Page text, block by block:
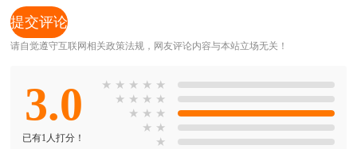
请自觉遵守互联网相关政策法规，网友评论内容与本站立场无关！
3.0
已有1人打分！
★ ★ ★ ★ ★
★ ★ ★ ★
★ ★ ★
★ ★
★